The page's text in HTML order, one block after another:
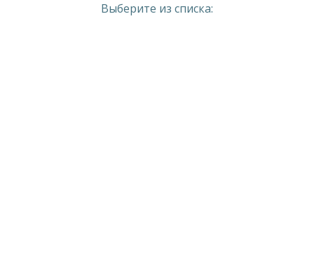
Выберите из списка: